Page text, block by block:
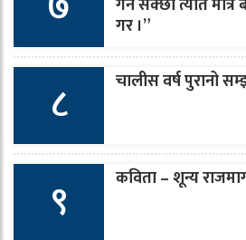
गर्न सक्छौ त्यति
गर ।”
८ चालीस वर्ष पुरानो
९ कविता – शून्य